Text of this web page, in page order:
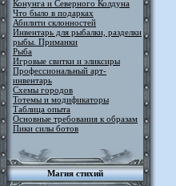
Конунга и Северного Колдуна
Что было в подарках
Абилити склонностей
Инвентарь для рыбалки, разделки
рыбы. Приманки
Рыба
Игровые свитки и эликсиры
Профессиональный арт-
инвентарь
Схемы городов
Тотемы и модификаторы
Таблица опыта
Основные требования к образам
Пики силы ботов
Магия стихий